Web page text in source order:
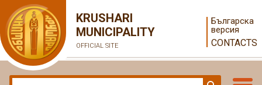
KRUSHARI
MUNICIPALITY
OFFICIAL SITE
Българска
версия
CONTACTS